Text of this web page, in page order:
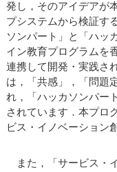
発し，そのアイデアが
プシステムから検証す
ソンパート」と「ハッ
イン教育プログラムを
連携して開発・実践さ
は，「共感」，「問題
れ，「ハッカソンパー
されています．本プロ
ビス・イノベーション
また，「サービス・